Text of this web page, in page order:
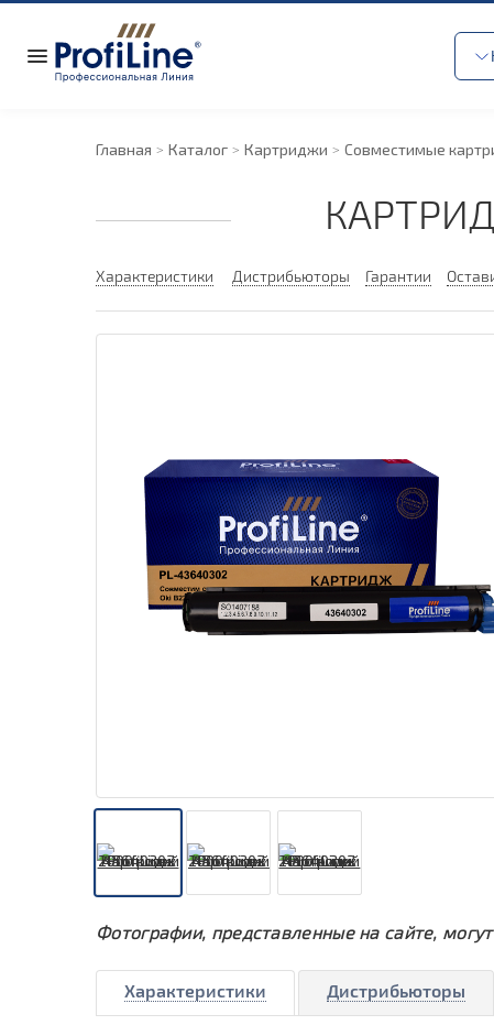
Главная Каталог Картриджи Совместимые
Характеристики Дистрибьюторы Гарантии
Фотографии, представленные на сайте,
Характеристики Дистрибьюторы